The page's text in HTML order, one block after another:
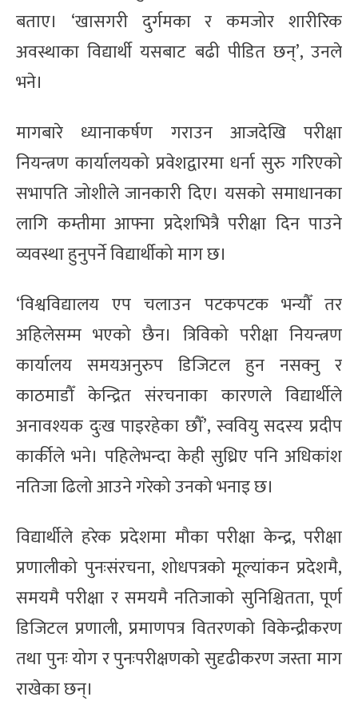
बताए। ‘खासगरी दुर्गमका र कमजोर शारीरिक
अवस्थाका विद्यार्थी यसबाट बढी पीडित छन्’, उनले
भने।
मागबारे ध्यानाकर्षण गराउन आजदेखि परीक्षा
नियन्त्रण कार्यालयको प्रवेशद्वारमा धर्ना सुरु गरिएको
सभापति जोशीले जानकारी दिए। यसको समाधानका
लागि कम्तीमा आफ्ना प्रदेशभित्रै परीक्षा दिन पाउने
व्यवस्था हुनुपर्ने विद्यार्थीको माग छ।
‘विश्वविद्यालय एप चलाउन पटकपटक भन्यौँ तर
अहिलेसम्म भएको छैन। त्रिविको परीक्षा नियन्त्रण
कार्यालय समयअनुरुप डिजिटल हुन नसक्नु र
काठमाडौँ केन्द्रित संरचनाका कारणले विद्यार्थीले
अनावश्यक दुःख पाइरहेका छौँ’, स्ववियु सदस्य प्रदीप
कार्कीले भने। पहिलेभन्दा केही सुध्रिए पनि अधिकांश
नतिजा ढिलो आउने गरेको उनको भनाइ छ।
विद्यार्थीले हरेक प्रदेशमा मौका परीक्षा केन्द्र, परीक्षा
प्रणालीको पुनःसंरचना, शोधपत्रको मूल्यांकन प्रदेशमै,
समयमै परीक्षा र समयमै नतिजाको सुनिश्चितता, पूर्ण
डिजिटल प्रणाली, प्रमाणपत्र वितरणको विकेन्द्रीकरण
तथा पुनः योग र पुनःपरीक्षणको सुदृढीकरण जस्ता माग
राखेका छन्।